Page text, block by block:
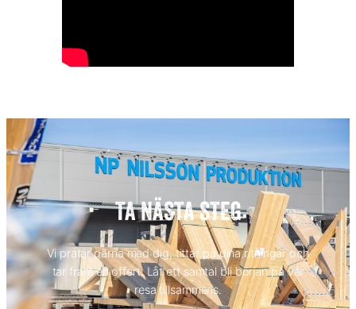
TA NÄSTA STEG
Vi pratar gärna med dig, tittar på dina ritningar och
tar fram en offert. Låt ett samtal bli början på vår
resa tillsammans.